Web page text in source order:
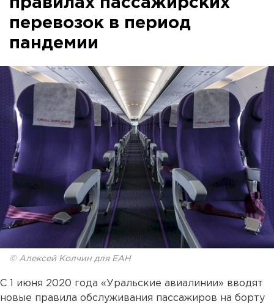
правилах пассажирских
перевозок в период
пандемии
© Алексей Колчин для ЕАН
С 1 июня 2020 года «Уральские авиалинии» вводят
новые правила обслуживания пассажиров на борту